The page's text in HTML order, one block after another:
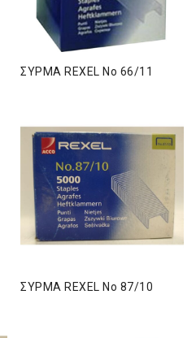
ΣΥΡΜΑ REXEL No 66/11
ΣΥΡΜΑ REXEL No 87/10